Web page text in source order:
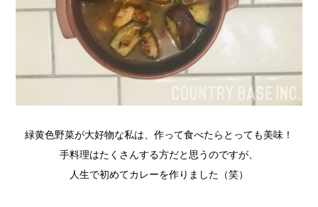
緑黄色野菜が大好物な私は、作って食べたらとっても美味！
手料理はたくさんする方だと思うのですが、
人生で初めてカレーを作りました（笑）